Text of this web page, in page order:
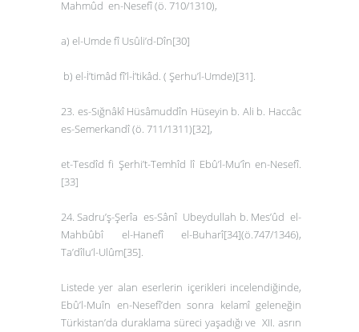
Mahmûd en-Nesefî (ö. 710/1310),
a) el-Umde fî Usûli’d-Dîn[30]
b) el-İ’timâd fî’l-İ’tikâd. ( Şerhu’l-Umde)[31].
23. es-Sığnâkî Hüsâmuddîn Hüseyin b. Ali b. Haccâc
es-Semerkandî (ö. 711/1311)[32],
et-Tesdîd fi Şerhi’t-Temhîd lî Ebû’l-Mu’în en-Nesefî.
[33]
24. Sadru’ş-Şerîa es-Sânî Ubeydullah b. Mes’ûd el-
Mahbûbî el-Hanefî el-Buharî[34](ö.747/1346),
Ta’dîlu’l-Ulûm[35].
Listede yer alan eserlerin içerikleri incelendiğinde,
Ebû’l-Muîn en-Nesefî’den sonra kelamî geleneğin
Türkistan’da duraklama süreci yaşadığı ve XII. asrın